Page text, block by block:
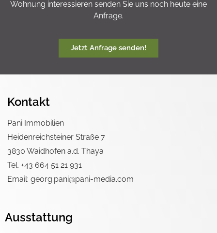
Wohnung interessieren senden Sie uns noch heute eine
Anfrage.
Jetzt Anfrage senden!
Kontakt
Pani Immobilien
Heidenreichsteiner Straße 7
3830 Waidhofen a.d. Thaya
Tel. +43 664 51 21 931
Email: georg.pani@pani-media.com
Ausstattung